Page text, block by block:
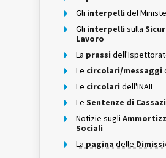
Gli interpelli del
Gli interpelli sulla
Lavoro
La prassi
Le circolari/messaggi
Le circolari dell'INAIL
Le Sentenze di
Notizie sugli
Sociali
La pagina delle